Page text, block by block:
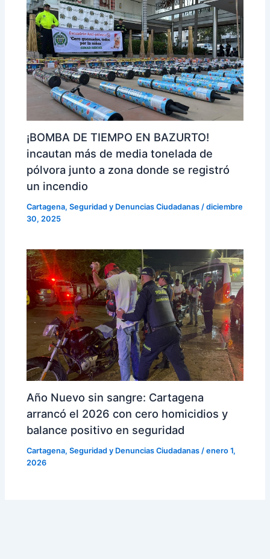
¡BOMBA DE TIEMPO EN BAZURTO!
incautan más de media tonelada de
pólvora junto a zona donde se registró
un incendio
Cartagena,Seguridad y Denuncias Ciudadanas /diciembre
30, 2025
Año Nuevo sin sangre: Cartagena
arrancó el 2026 con cero homicidios y
balance positivo en seguridad
Cartagena,Seguridad y Denuncias Ciudadanas /enero 1,
2026